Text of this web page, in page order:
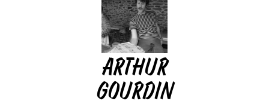
ARTHUR
GOURDIN